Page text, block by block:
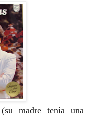
madre tenía una